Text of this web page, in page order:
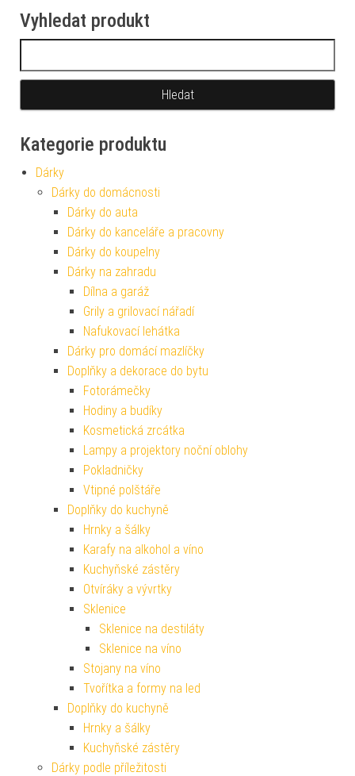
Vyhledat produkt
Kategorie produktu
Dárky
Dárky do domácnosti
Dárky do auta
Dárky do kanceláře a pracovny
Dárky do koupelny
Dárky na zahradu
Dílna a garáž
Grily a grilovací nářadí
Nafukovací lehátka
Dárky pro domácí mazlíčky
Doplňky a dekorace do bytu
Fotorámečky
Hodiny a budíky
Kosmetická zrcátka
Lampy a projektory noční oblohy
Pokladničky
Vtipné polštáře
Doplňky do kuchyně
Hrnky a šálky
Karafy na alkohol a víno
Kuchyňské zástěry
Otvíráky a vývrtky
Sklenice
Sklenice na destiláty
Sklenice na víno
Stojany na víno
Tvořítka a formy na led
Doplňky do kuchyně
Hrnky a šálky
Kuchyňské zástěry
Dárky podle příležitosti